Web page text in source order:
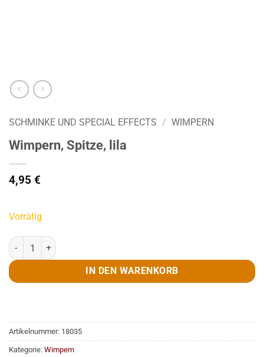
SCHMINKE UND SPECIAL EFFECTS / WIMPERN
Wimpern, Spitze, lila
4,95 €
Vorrätig
Wimpern, Spitze, lila Menge
IN DEN WARENKORB
Artikelnummer: 18035
Kategorie: Wimpern